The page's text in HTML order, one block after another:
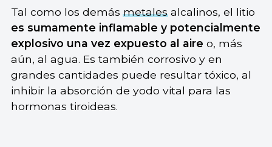
Tal como los demásmetalesalcalinos, el litio
es sumamente inflamable y potencialmente
explosivo una vez expuesto al aire o, más
aún, al agua. Es también corrosivo y en
grandes cantidades puede resultar tóxico, al
inhibir la absorción de yodo vital para las
hormonas tiroideas.